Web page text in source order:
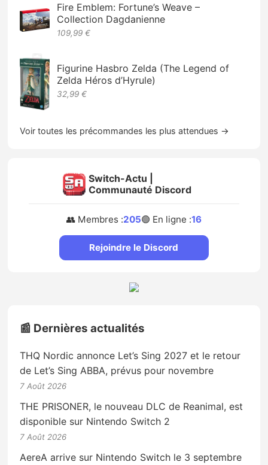
Fire Emblem: Fortune’s Weave –
Collection Dagdanienne
109,99 €
Figurine Hasbro Zelda (The Legend of
Zelda Héros d’Hyrule)
32,99 €
Voir toutes les précommandes les plus attendues →
Switch-Actu |
Communauté Discord
👥 Membres :205🟢 En ligne :16
Rejoindre le Discord
📰 Dernières actualités
THQ Nordic annonce Let’s Sing 2027 et le retour
de Let’s Sing ABBA, prévus pour novembre
7 Août 2026
THE PRISONER, le nouveau DLC de Reanimal, est
disponible sur Nintendo Switch 2
7 Août 2026
AereA arrive sur Nintendo Switch le 3 septembre